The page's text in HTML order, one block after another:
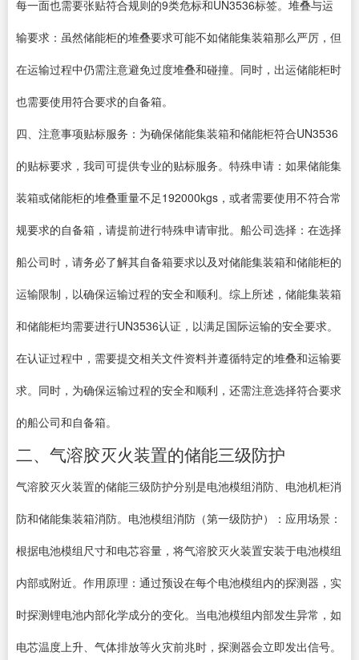
每一面也需要张贴符合规则的9类危标和UN3536标签。堆叠与运
输要求：虽然储能柜的堆叠要求可能不如储能集装箱那么严厉，但
在运输过程中仍需注意避免过度堆叠和碰撞。同时，出运储能柜时
也需要使用符合要求的自备箱。
四、注意事项贴标服务：为确保储能集装箱和储能柜符合UN3536
的贴标要求，我司可提供专业的贴标服务。特殊申请：如果储能集
装箱或储能柜的堆叠重量不足192000kgs，或者需要使用不符合常
规要求的自备箱，请提前进行特殊申请审批。船公司选择：在选择
船公司时，请务必了解其自备箱要求以及对储能集装箱和储能柜的
运输限制，以确保运输过程的安全和顺利。综上所述，储能集装箱
和储能柜均需要进行UN3536认证，以满足国际运输的安全要求。
在认证过程中，需要提交相关文件资料并遵循特定的堆叠和运输要
求。同时，为确保运输过程的安全和顺利，还需注意选择符合要求
的船公司和自备箱。
二、气溶胶灭火装置的储能三级防护
气溶胶灭火装置的储能三级防护分别是电池模组消防、电池机柜消
防和储能集装箱消防。电池模组消防（第一级防护）：应用场景：
根据电池模组尺寸和电芯容量，将气溶胶灭火装置安装于电池模组
内部或附近。作用原理：通过预设在每个电池模组内的探测器，实
时探测锂电池内部化学成分的变化。当电池模组内部发生异常，如
电芯温度上升、气体排放等火灾前兆时，探测器会立即发出信号。